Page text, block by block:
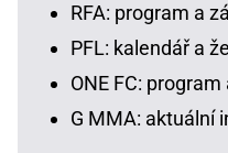
RFA: program a
PFL: kalendář a
ONE FC: program
G MMA: aktuální